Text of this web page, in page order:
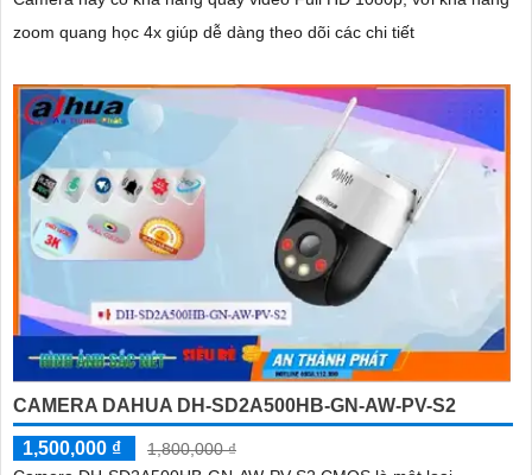
zoom quang học 4x giúp dễ dàng theo dõi các chi tiết
CAMERA DAHUA DH-SD2A500HB-GN-AW-PV-S2
1,500,000 ₫
1,800,000 ₫